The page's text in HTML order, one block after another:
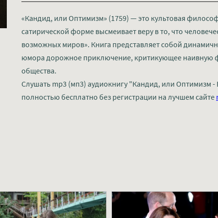
«Кандид, или Оптимизм» (1759) — это культовая
сатирической форме высмеивает веру в то, что
возможных миров». Книга представляет собой
юмора дорожное приключение, критикующее
общества.
Слушать mp3 (мп3) аудиокнигу "Кандид, или Оптимизм -
полностью бесплатно без регистрации на лучшем сайте